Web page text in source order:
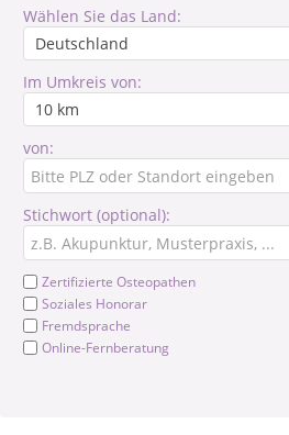
Wählen Sie das Land:
Im Umkreis von:
von:
Stichwort (optional):
Zertifizierte Osteopathen
Soziales Honorar
Fremdsprache
Online-Fernberatung